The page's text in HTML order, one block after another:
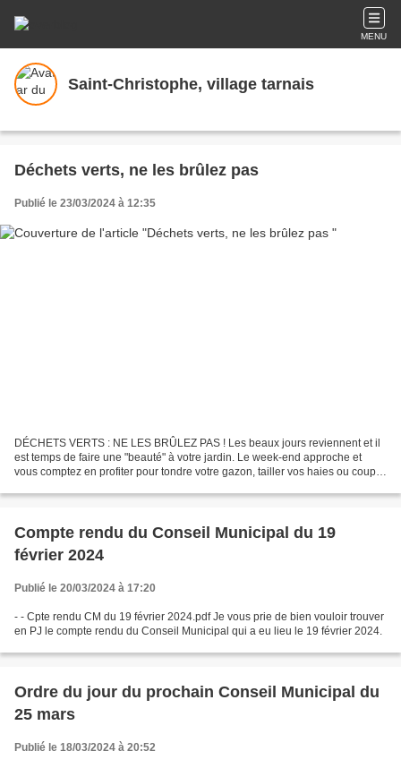
MENU
Saint-Christophe, village tarnais
Déchets verts, ne les brûlez pas
Publié le 23/03/2024 à 12:35
DÉCHETS VERTS : NE LES BRÛLEZ PAS ! Les beaux jours reviennent et il
est temps de faire une "beauté" à votre jardin. Le week-end approche et
vous comptez en profiter pour tondre votre gazon, tailler vos haies ou couper
Compte rendu du Conseil Municipal du 19
février 2024
Publié le 20/03/2024 à 17:20
- - Cpte rendu CM du 19 février 2024.pdf Je vous prie de bien vouloir trouver
en PJ le compte rendu du Conseil Municipal qui a eu lieu le 19 février 2024.
Ordre du jour du prochain Conseil Municipal du
25 mars
Publié le 18/03/2024 à 20:52